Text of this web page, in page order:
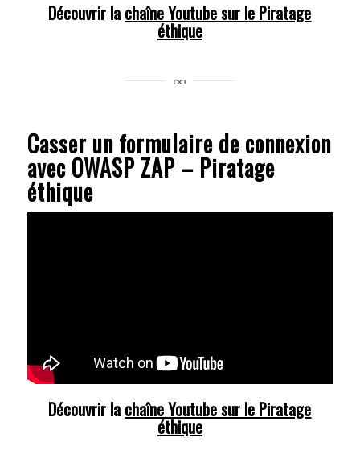
Découvrir la chaîne Youtube sur le Piratage
éthique
Casser un formulaire de connexion
avec OWASP ZAP – Piratage
éthique
Découvrir la chaîne Youtube sur le Piratage
éthique